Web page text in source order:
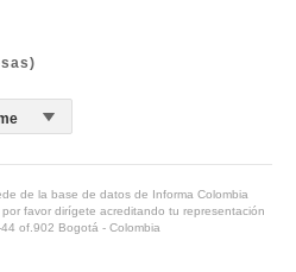
de la base de datos de Informa Colombia
favor dirígete acreditando tu representación
of.902 Bogotá - Colombia